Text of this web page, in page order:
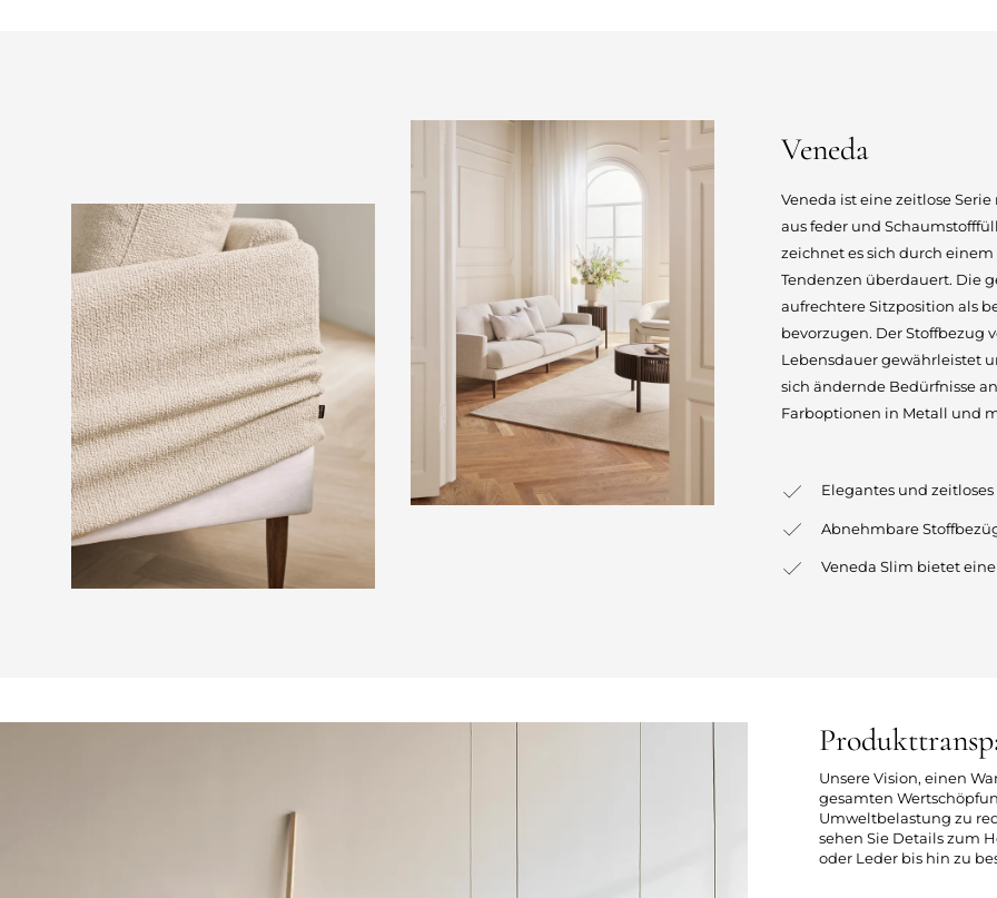
Veneda
Veneda ist eine zeitlose
aus feder und
zeichnet es sich durch
Tendenzen überdauert. Die
aufrechtere Sitzposition als
bevorzugen. Der Stoffbezug
Lebensdauer gewährleistet
sich ändernde Bedürfnisse
Farboptionen in Metall und
Elegantes und
Abnehmbare
Veneda Slim bietet
Unsere Vision, einen
gesamten
Umweltbelastung zu
sehen Sie Details zum
oder Leder bis hin zu